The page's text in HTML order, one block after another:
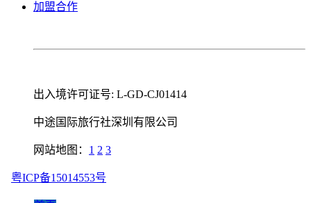
加盟合作
出入境许可证号: L-GD-CJ01414
中途国际旅行社深圳有限公司
网站地图： 1 2 3
粤ICP备15014553号